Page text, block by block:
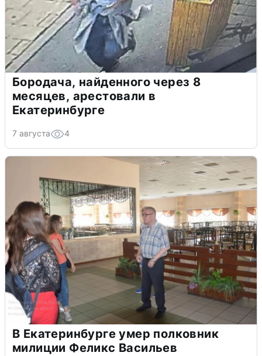
Бородача, найденного через 8
месяцев, арестовали в
Екатеринбурге
7 августа 4
В Екатеринбурге умер полковник
милиции Феликс Васильев